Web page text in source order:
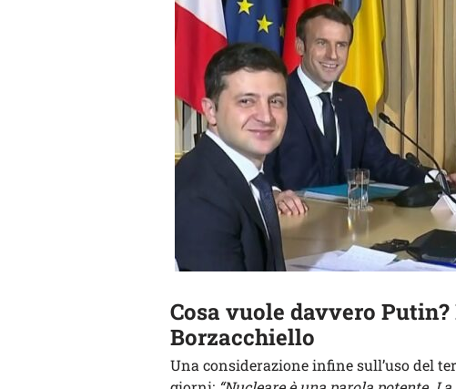
Cosa vuole davvero
Borzacchiello
Una considerazione infine sull’uso del